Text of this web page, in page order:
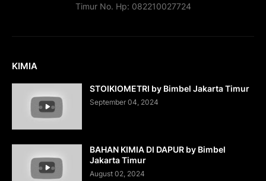
Timur No. Hp: 082210027724
KIMIA
STOIKIOMETRI by Bimbel Jakarta Timur
September 04, 2024
BAHAN KIMIA DI DAPUR by Bimbel
Jakarta Timur
August 02, 2024